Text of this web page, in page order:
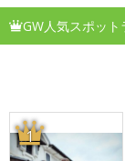
GW人気スポット
1